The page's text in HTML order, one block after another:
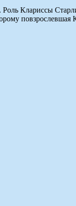
Клариссы
повзрослевшая